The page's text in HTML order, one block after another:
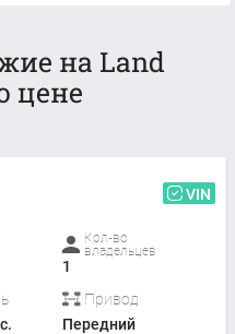
на Land
цене
VIN
Кол-во
владельцев
1
Привод
Передний